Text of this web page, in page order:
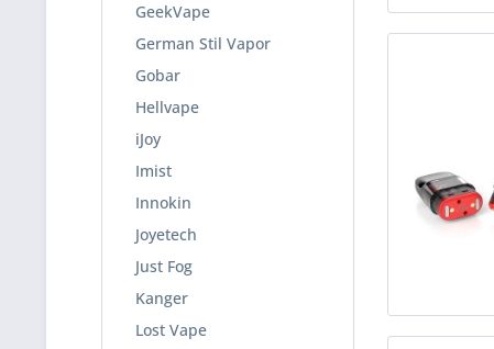
GeekVape
German Stil Vapor
Gobar
Hellvape
iJoy
Imist
Innokin
Joyetech
Just Fog
Kanger
Lost Vape